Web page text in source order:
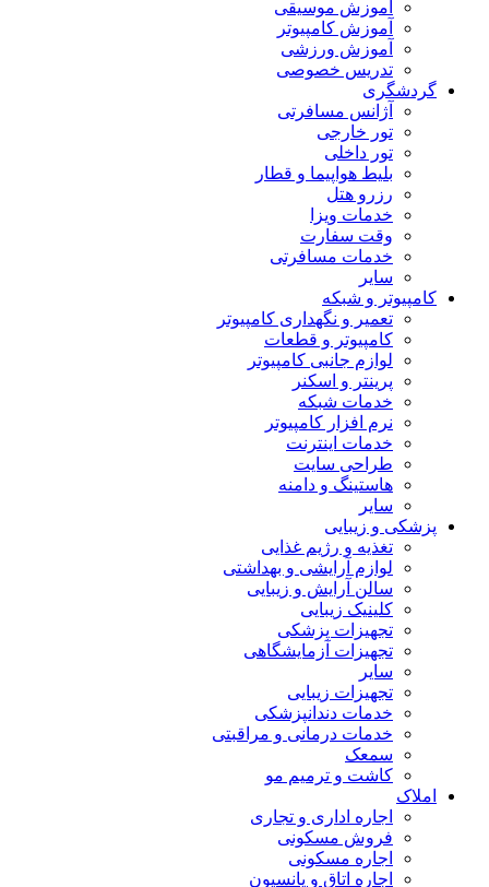
آموزش موسیقی
آموزش کامپیوتر
آموزش ورزشی
تدریس خصوصی
گردشگری
آژانس مسافرتی
تور خارجی
تور داخلی
بلیط هواپیما و قطار
رزرو هتل
خدمات ویزا
وقت سفارت
خدمات مسافرتی
سایر
کامپیوتر و شبکه
تعمیر و نگهداری کامپیوتر
کامپیوتر و قطعات
لوازم جانبی کامپیوتر
پرینتر و اسکنر
خدمات شبکه
نرم افزار کامپیوتر
خدمات اینترنت
طراحی سایت
هاستینگ و دامنه
سایر
پزشکی و زیبایی
تغذیه و رژیم غذایی
لوازم آرایشی و بهداشتی
سالن آرایش و زیبایی
کلینیک زیبایی
تجهیزات پزشکی
تجهیزات آزمایشگاهی
سایر
تجهیزات زیبایی
خدمات دندانپزشکی
خدمات درمانی و مراقبتی
سمعک
کاشت و ترمیم مو
املاک
اجاره اداری و تجاری
فروش مسکونی
اجاره مسکونی
اجاره اتاق و پانسیون